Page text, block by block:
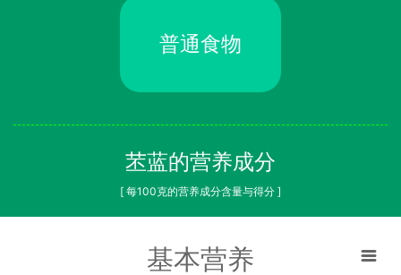
普通食物
苤蓝的营养成分
[ 每100克的营养成分含量与得分 ]
基本营养